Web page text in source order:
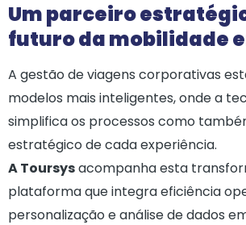
Um parceiro
futuro da mobilidade
A gestão de viagens corporativas
modelos mais inteligentes, onde a
simplifica os processos como
estratégico de cada experiência.
A Toursysacompanha esta
plataforma que integra eficiência
personalização e análise de dados